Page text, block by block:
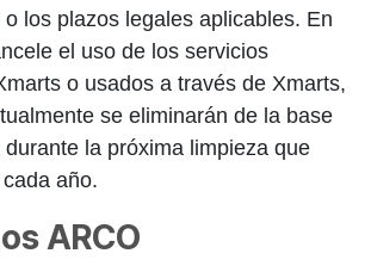
los plazos legales aplicables. En
el uso de los servicios
o usados a través de Xmarts,
se eliminarán de la base
la próxima limpieza que
año.
ARCO